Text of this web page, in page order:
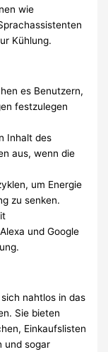
wie
Kühlung.
es Benutzern,
festzulegen
Inhalt des
aus, wenn die
um Energie
zu senken.
und Google
nahtlos in das
Sie bieten
Einkaufslisten
und sogar